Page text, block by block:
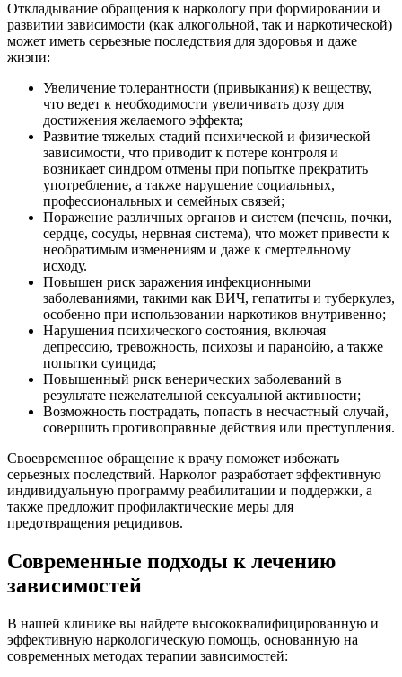
Откладывание обращения к наркологу при формировании и
развитии зависимости (как алкогольной, так и наркотической)
может иметь серьезные последствия для здоровья и даже
жизни:
Увеличение толерантности (привыкания) к веществу,
что ведет к необходимости увеличивать дозу для
достижения желаемого эффекта;
Развитие тяжелых стадий психической и физической
зависимости, что приводит к потере контроля и
возникает синдром отмены при попытке прекратить
употребление, а также нарушение социальных,
профессиональных и семейных связей;
Поражение различных органов и систем (печень, почки,
сердце, сосуды, нервная система), что может привести к
необратимым изменениям и даже к смертельному
исходу.
Повышен риск заражения инфекционными
заболеваниями, такими как ВИЧ, гепатиты и туберкулез,
особенно при использовании наркотиков внутривенно;
Нарушения психического состояния, включая
депрессию, тревожность, психозы и паранойю, а также
попытки суицида;
Повышенный риск венерических заболеваний в
результате нежелательной сексуальной активности;
Возможность пострадать, попасть в несчастный случай,
совершить противоправные действия или преступления.
Своевременное обращение к врачу поможет избежать
серьезных последствий. Нарколог разработает эффективную
индивидуальную программу реабилитации и поддержки, а
также предложит профилактические меры для
предотвращения рецидивов.
Современные подходы к лечению
зависимостей
В нашей клинике вы найдете высококвалифицированную и
эффективную наркологическую помощь, основанную на
современных методах терапии зависимостей: